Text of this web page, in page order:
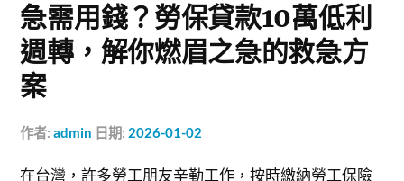
急需用錢？勞保貸款10萬低利
週轉，解你燃眉之急的救急方
案
作者:admin 日期: 2026-01-02
在台灣，許多勞工朋友辛勤工作，按時繳納勞工保險